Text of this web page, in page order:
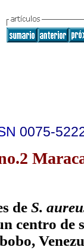
0075-
de S.
centro de